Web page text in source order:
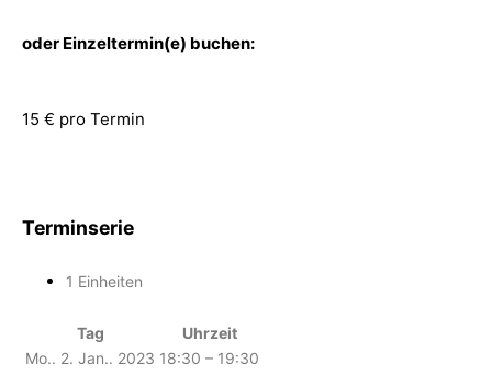
oder Einzeltermin(e) buchen:
15 € pro Termin
Terminserie
1 Einheiten
Tag
Uhrzeit
Mo.. 2. Jan.. 2023 18:30 – 19:30